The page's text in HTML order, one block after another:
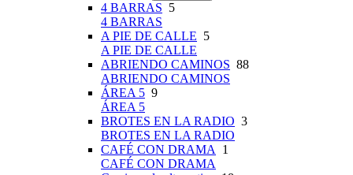
4 BARRAS 5
4 BARRAS
A PIE DE CALLE 5
A PIE DE CALLE
ABRIENDO CAMINOS 88
ABRIENDO CAMINOS
ÁREA 5 9
ÁREA 5
BROTES EN LA RADIO 3
BROTES EN LA RADIO
CAFÉ CON DRAMA
1
CAFÉ CON DRAMA